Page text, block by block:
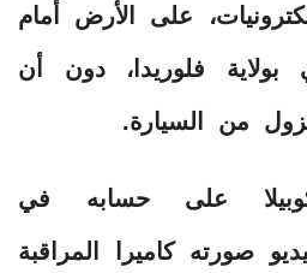
على الأرض أمام
بولاية فلوريدا، دون أن
من السيارة.
على حسابه في
صورته كاميرا المراقبة